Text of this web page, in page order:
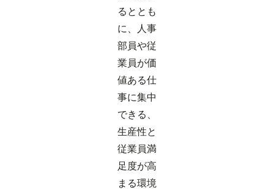
るととも
に、人事
部員や従
業員が価
値ある仕
事に集中
できる、
生産性と
従業員満
足度が高
まる環境